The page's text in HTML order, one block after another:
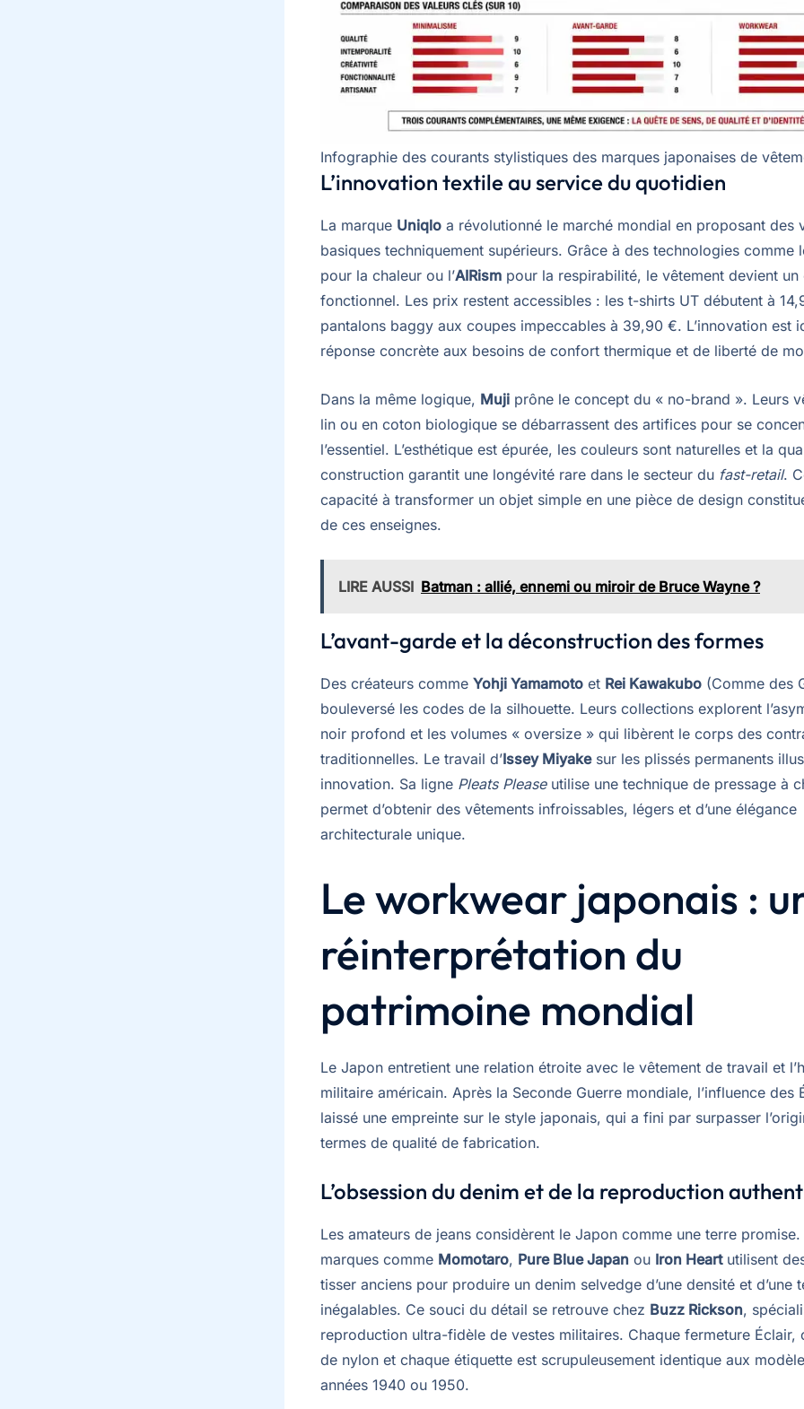
Infographie des courants stylistiques des marques japonaises de
L’innovation textile au service du quotidien
La marque Uniqlo a révolutionné le marché mondial en proposant des
basiques techniquement supérieurs. Grâce à des technologies comme
pour la chaleur ou l’AIRism pour la respirabilité, le vêtement devient un
fonctionnel. Les prix restent accessibles : les t-shirts UT débutent à
pantalons baggy aux coupes impeccables à 39,90 €. L’innovation est
réponse concrète aux besoins de confort thermique et de liberté de
Dans la même logique, Muji prône le concept du « no-brand ». Leurs
lin ou en coton biologique se débarrassent des artifices pour se
l’essentiel. L’esthétique est épurée, les couleurs sont naturelles et la
construction garantit une longévité rare dans le secteur du fast-retail.
capacité à transformer un objet simple en une pièce de design
de ces enseignes.
LIRE AUSSI Batman : allié, ennemi ou miroir de Bruce Wayne ?
L’avant-garde et la déconstruction des formes
Des créateurs comme Yohji Yamamoto et Rei Kawakubo (Comme des
bouleversé les codes de la silhouette. Leurs collections explorent
noir profond et les volumes « oversize » qui libèrent le corps des
traditionnelles. Le travail d’Issey Miyakesur les plissés permanents
innovation. Sa ligne Pleats Pleaseutilise une technique de pressage à
permet d’obtenir des vêtements infroissables, légers et d’une élégance
architecturale unique.
Le workwear japonais :
réinterprétation du
patrimoine mondial
Le Japon entretient une relation étroite avec le vêtement de travail et
militaire américain. Après la Seconde Guerre mondiale, l’influence des
laissé une empreinte sur le style japonais, qui a fini par surpasser
termes de qualité de fabrication.
L’obsession du denim et de la reproduction
Les amateurs de jeans considèrent le Japon comme une terre promise.
marques comme Momotaro, Pure Blue Japan ou Iron Heartutilisent
tisser anciens pour produire un denim selvedge d’une densité et d’une
inégalables. Ce souci du détail se retrouve chez Buzz Rickson,
reproduction ultra-fidèle de vestes militaires. Chaque fermeture Éclair,
de nylon et chaque étiquette est scrupuleusement identique aux
années 1940 ou 1950.